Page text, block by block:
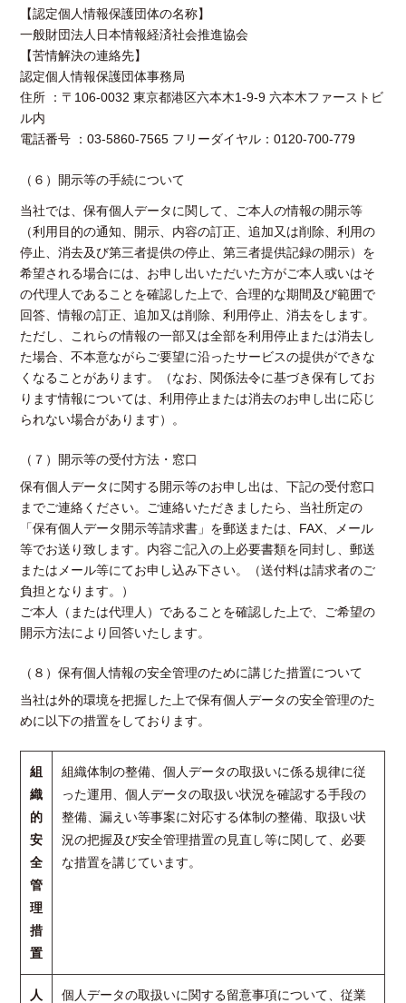
【認定個人情報保護団体の名称】
一般財団法人日本情報経済社会推進協会
【苦情解決の連絡先】
認定個人情報保護団体事務局
住所 ：〒106-0032 東京都港区六本木1-9-9 六本木ファーストビ
ル内
電話番号 ：03-5860-7565 フリーダイヤル：0120-700-779
（６）開示等の手続について
当社では、保有個人データに関して、ご本人の情報の開示等
（利用目的の通知、開示、内容の訂正、追加又は削除、利用の
停止、消去及び第三者提供の停止、第三者提供記録の開示）を
希望される場合には、お申し出いただいた方がご本人或いはそ
の代理人であることを確認した上で、合理的な期間及び範囲で
回答、情報の訂正、追加又は削除、利用停止、消去をします。
ただし、これらの情報の一部又は全部を利用停止または消去し
た場合、不本意ながらご要望に沿ったサービスの提供ができな
くなることがあります。（なお、関係法令に基づき保有してお
ります情報については、利用停止または消去のお申し出に応じ
られない場合があります）。
（７）開示等の受付方法・窓口
保有個人データに関する開示等のお申し出は、下記の受付窓口
までご連絡ください。ご連絡いただきましたら、当社所定の
「保有個人データ開示等請求書」を郵送または、FAX、メール
等でお送り致します。内容ご記入の上必要書類を同封し、郵送
またはメール等にてお申し込み下さい。（送付料は請求者のご
負担となります。）
ご本人（または代理人）であることを確認した上で、ご希望の
開示方法により回答いたします。
（８）保有個人情報の安全管理のために講じた措置について
当社は外的環境を把握した上で保有個人データの安全管理のた
めに以下の措置をしております。
組
織
的
安
全
管
理
措
置
組織体制の整備、個人データの取扱いに係る規律に従
った運用、個人データの取扱い状況を確認する手段の
整備、漏えい等事案に対応する体制の整備、取扱い状
況の把握及び安全管理措置の見直し等に関して、必要
な措置を講じています。
人
個人データの取扱いに関する留意事項について、従業